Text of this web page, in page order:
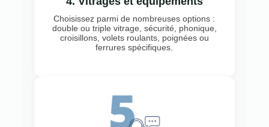
Choisissez parmi de nombreuses options :
double ou triple vitrage, sécurité, phonique,
croisillons, volets roulants, poignées ou
ferrures spécifiques.